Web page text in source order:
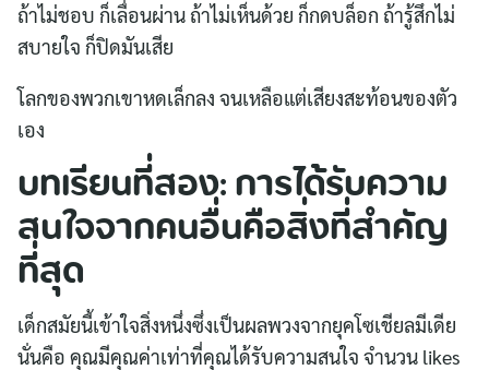
ถ้าไม่ชอบ ก็เลื่อนผ่าน ถ้าไม่เห็นด้วย ก็กดบล็อก ถ้ารู้สึกไม่
สบายใจ ก็ปิดมันเสีย
โลกของพวกเขาหดเล็กลง จนเหลือแต่เสียงสะท้อนของตัว
เอง
บทเรียนที่สอง: การได้รับความ
สนใจจากคนอื่นคือสิ่งที่สำคัญ
ที่สุด
เด็กสมัยนี้เข้าใจสิ่งหนึ่งซึ่งเป็นผลพวงจากยุคโซเชียลมีเดีย
นั่นคือ คุณมีคุณค่าเท่าที่คุณได้รับความสนใจ จำนวน likes